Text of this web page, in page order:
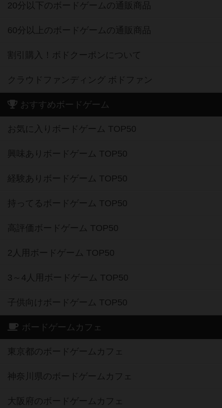
20分以下のボードゲームの通販商品
60分以上のボードゲームの通販商品
割引購入！ボドクーポンについて
クラウドファンディング ボドファン
おすすめボードゲーム
お気に入りボードゲーム TOP50
興味ありボードゲーム TOP50
経験ありボードゲーム TOP50
持ってるボードゲーム TOP50
高評価ボードゲーム TOP50
2人用ボードゲーム TOP50
3～4人用ボードゲーム TOP50
子供向けボードゲーム TOP50
ボードゲームカフェ
東京都のボードゲームカフェ
神奈川県のボードゲームカフェ
大阪府のボードゲームカフェ